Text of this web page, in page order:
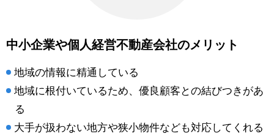
中小企業や個人経営不動産会社のメリット
地域の情報に精通している
地域に根付いているため、優良顧客との結びつきがあ
る
大手が扱わない地方や狭小物件なども対応してくれる